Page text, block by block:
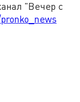
"Вечер с